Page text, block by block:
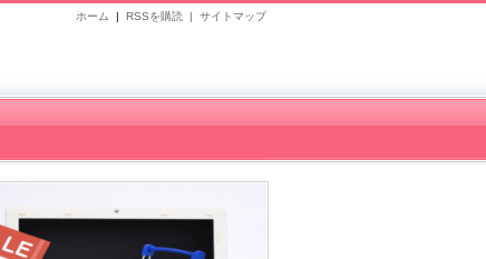
サイトマップ
RSSを購読 |
ホーム |